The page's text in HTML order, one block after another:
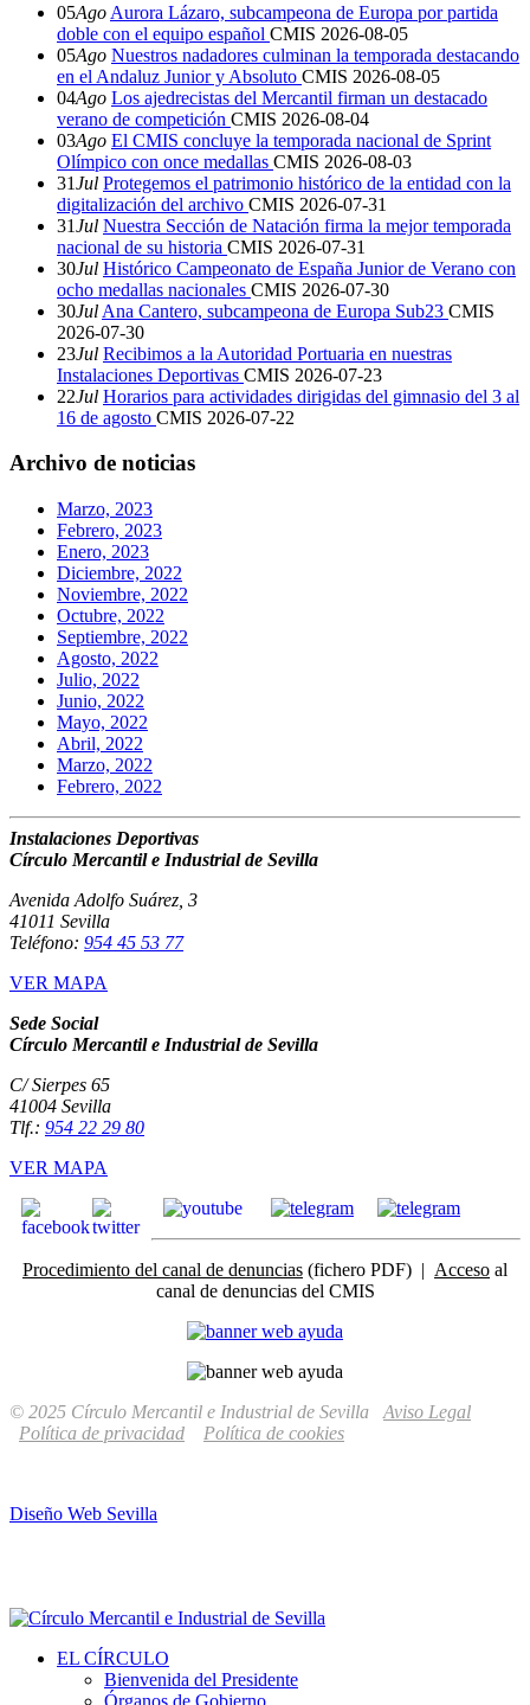
05Ago Aurora Lázaro, subcampeona de Europa por partida
doble con el equipo español CMIS 2026-08-05
05Ago Nuestros nadadores culminan la temporada destacando
en el Andaluz Junior y Absoluto CMIS 2026-08-05
04Ago Los ajedrecistas del Mercantil firman un destacado
verano de competición CMIS 2026-08-04
03Ago El CMIS concluye la temporada nacional de Sprint
Olímpico con once medallas CMIS 2026-08-03
31Jul Protegemos el patrimonio histórico de la entidad con la
digitalización del archivo CMIS 2026-07-31
31Jul Nuestra Sección de Natación firma la mejor temporada
nacional de su historia CMIS 2026-07-31
30Jul Histórico Campeonato de España Junior de Verano con
ocho medallas nacionales CMIS 2026-07-30
30Jul Ana Cantero, subcampeona de Europa Sub23 CMIS
2026-07-30
23Jul Recibimos a la Autoridad Portuaria en nuestras
Instalaciones Deportivas CMIS 2026-07-23
22Jul Horarios para actividades dirigidas del gimnasio del 3 al
16 de agosto CMIS 2026-07-22
Archivo de noticias
Marzo, 2023
Febrero, 2023
Enero, 2023
Diciembre, 2022
Noviembre, 2022
Octubre, 2022
Septiembre, 2022
Agosto, 2022
Julio, 2022
Junio, 2022
Mayo, 2022
Abril, 2022
Marzo, 2022
Febrero, 2022
Instalaciones Deportivas
Círculo Mercantil e Industrial de Sevilla
Avenida Adolfo Suárez, 3
41011 Sevilla
Teléfono: 954 45 53 77
VER MAPA
Sede Social
Círculo Mercantil e Industrial de Sevilla
C/ Sierpes 65
41004 Sevilla
Tlf.: 954 22 29 80
VER MAPA
Procedimiento del canal de denuncias (fichero PDF) | Acceso al
canal de denuncias del CMIS
© 2025 Círculo Mercantil e Industrial de Sevilla Aviso Legal
Política de privacidad
Política de cookies
Diseño Web Sevilla
EL CÍRCULO
Bienvenida del Presidente